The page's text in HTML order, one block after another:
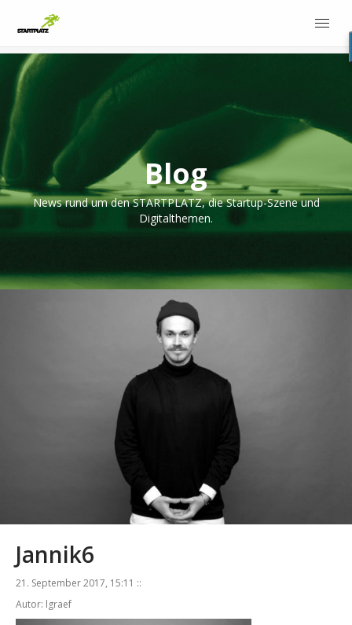
Blog
News rund um den STARTPLATZ, die Startup-Szene und
Digitalthemen.
Jannik6
21. September 2017, 15:11 ::
Autor: lgraef